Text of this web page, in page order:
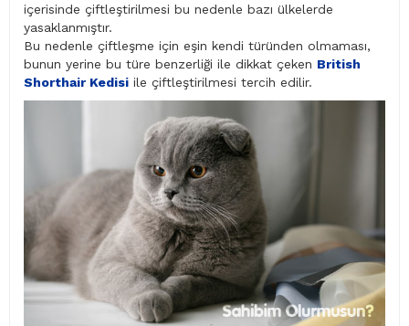
içerisinde çiftleştirilmesi bu nedenle bazı ülkelerde
yasaklanmıştır.
Bu nedenle çiftleşme için eşin kendi türünden olmaması,
bunun yerine bu türe benzerliği ile dikkat çeken British
Shorthair Kedisi ile çiftleştirilmesi tercih edilir.